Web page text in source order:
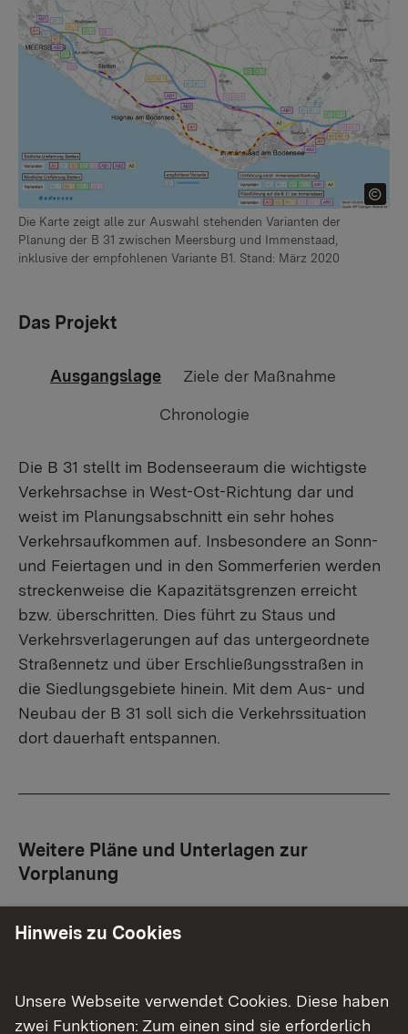
Show larger version
Die Karte zeigt alle zur Auswahl stehenden Varianten der
Planung der B 31 zwischen Meersburg und Immenstaad,
inklusive der empfohlenen Variante B1. Stand: März 2020
Das Projekt
Ausgangslage
Ziele der Maßnahme
Chronologie
Die B 31 stellt im Bodenseeraum die wichtigste
Verkehrsachse in West-Ost-Richtung dar und
weist im Planungsabschnitt ein sehr hohes
Verkehrsaufkommen auf. Insbesondere an Sonn-
und Feiertagen und in den Sommerferien werden
streckenweise die Kapazitätsgrenzen erreicht
bzw. überschritten. Dies führt zu Staus und
Verkehrsverlagerungen auf das untergeordnete
Straßennetz und über Erschließungsstraßen in
die Siedlungsgebiete hinein. Mit dem Aus- und
Neubau der B 31 soll sich die Verkehrssituation
dort dauerhaft entspannen.
Weitere Pläne und Unterlagen zur
Vorplanung
Straßenbaulastträger, dem Bund, hat das
gemäß den „Richtlinien zum Planungsprozess
und für die einheitliche Gestaltung von
Hinweis zu Cookies
Unsere Webseite verwendet Cookies. Diese haben
zwei Funktionen: Zum einen sind sie erforderlich